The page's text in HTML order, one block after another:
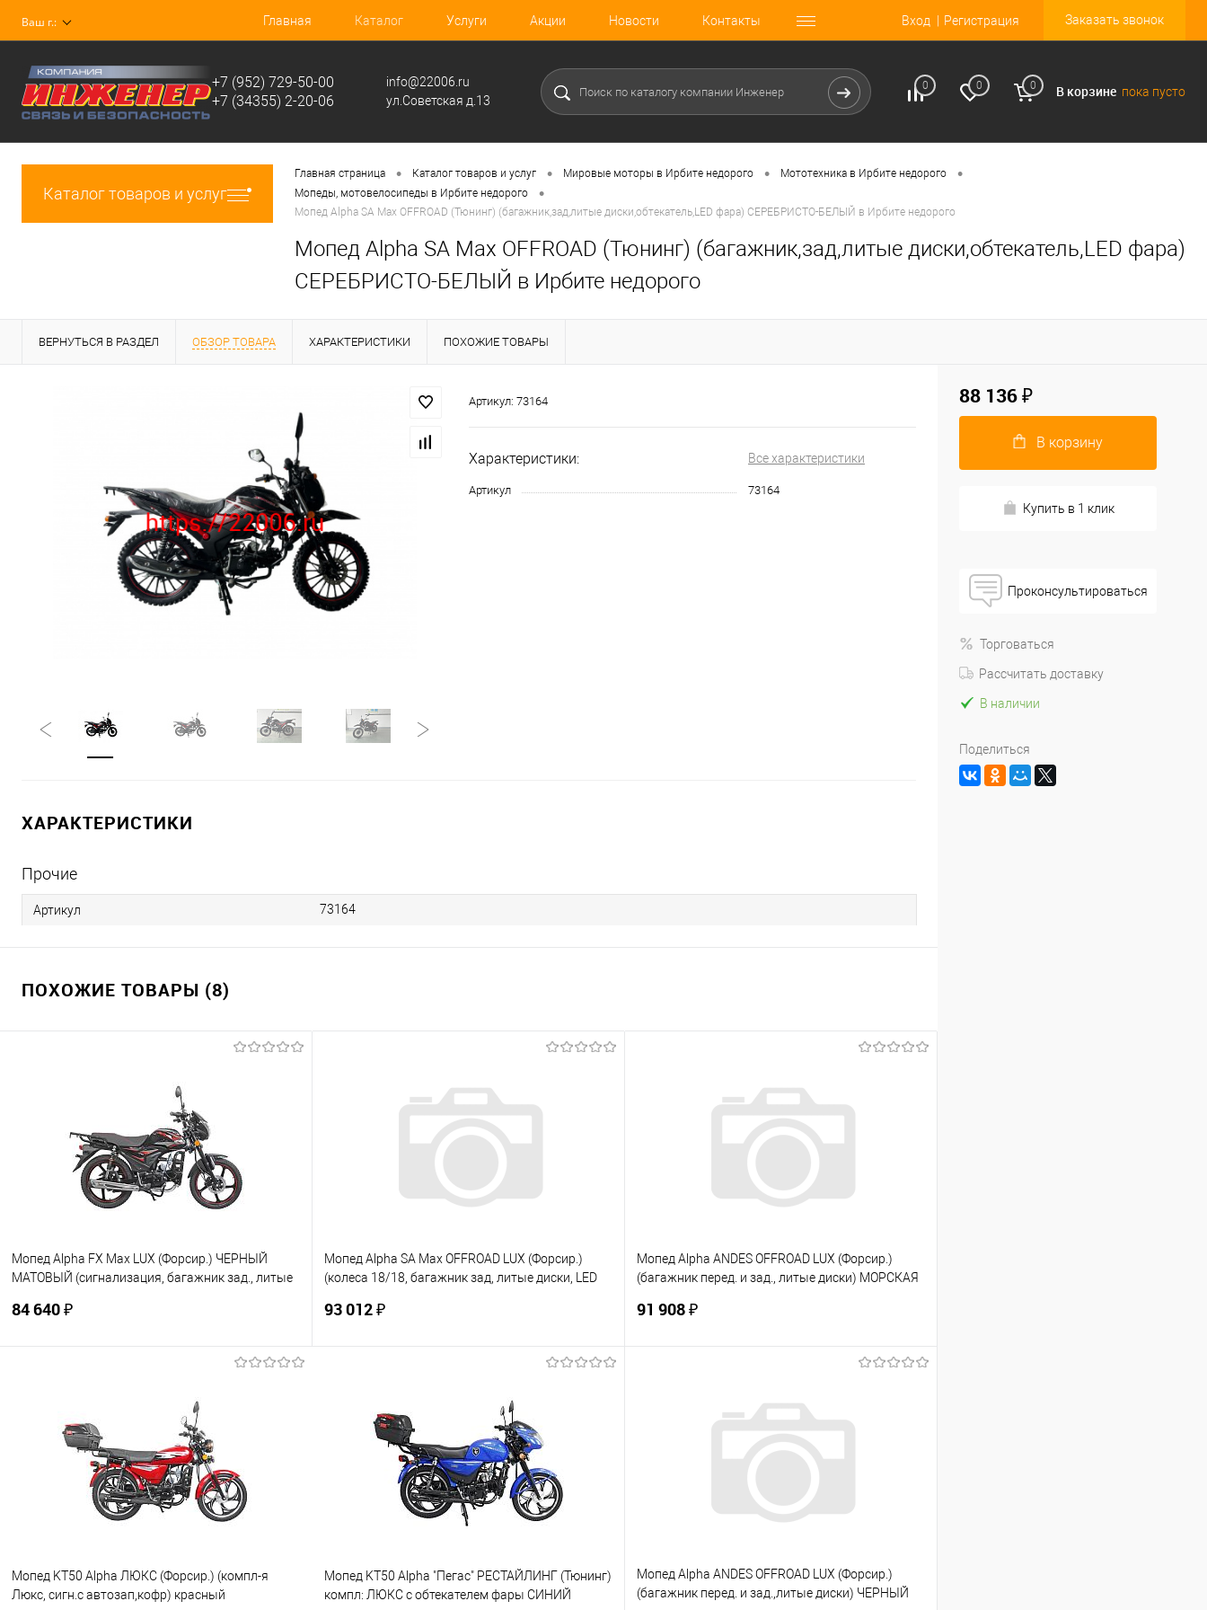
Ваш г.: Главная Каталог Услуги Акции Новости Контакты Вход Регистрация Заказать звонок
+7 (952) 729-50-00
+7 (34355) 2-20-06
info@22006.ru
ул.Советская д.13
0 0 0 В корзине пока пусто
Каталог товаров и услуг
Главная страница • Каталог товаров и услуг • Мировые моторы в Ирбите недорого • Мототехника в Ирбите недорого •
Мопеды, мотовелосипеды в Ирбите недорого •
Мопед Alpha SA Max OFFROAD (Тюнинг) (багажник,зад,литые диски,обтекатель,LED фара) СЕРЕБРИСТО-БЕЛЫЙ в Ирбите недорого
Мопед Alpha SA Max OFFROAD (Тюнинг) (багажник,зад,литые диски,обтекатель,LED фара)
СЕРЕБРИСТО-БЕЛЫЙ в Ирбите недорого
ВЕРНУТЬСЯ В РАЗДЕЛ ОБЗОР ТОВАРА ХАРАКТЕРИСТИКИ ПОХОЖИЕ ТОВАРЫ
Артикул: 73164
Характеристики: Все характеристики
Артикул 73164
ХАРАКТЕРИСТИКИ
Прочие
Артикул 73164
ПОХОЖИЕ ТОВАРЫ (8)
Мопед Alpha FX Max LUX (Форсир.) ЧЕРНЫЙ
МАТОВЫЙ (сигнализация, багажник зад., литые
поворотники, перед.
84 640 ₽
Купить в 1 клик
К сравнению
В избранное
В наличии
Мопед Alpha SA Max OFFROAD LUX (Форсир.)
(колеса 18/18, багажник зад, литые диски, LED
93 012 ₽
Купить в 1 клик
К сравнению
В избранное
В наличии
Мопед Alpha ANDES OFFROAD LUX (Форсир.)
(багажник перед. и зад., литые диски) МОРСКАЯ
91 908 ₽
Купить в 1 клик
К сравнению
В наличии
Мопед KT50 Alpha ЛЮКС (Форсир.) (компл-я
Люкс, сигн.с автозап,кофр) красный
Мопед KT50 Alpha "Пегас" РЕСТАЙЛИНГ (Тюнинг)
компл: ЛЮКС с обтекателем фары СИНИЙ
Мопед Alpha ANDES OFFROAD LUX (Форсир.)
(багажник перед. и зад.,литые диски) ЧЕРНЫЙ
88 136 ₽
В корзину
Купить в 1 клик
Проконсультироваться
Торговаться
Рассчитать доставку
В наличии
Поделиться